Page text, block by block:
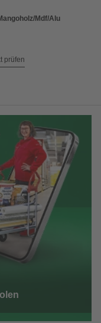
Mdf/Alu
prüfen